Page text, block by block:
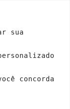
sua
concorda